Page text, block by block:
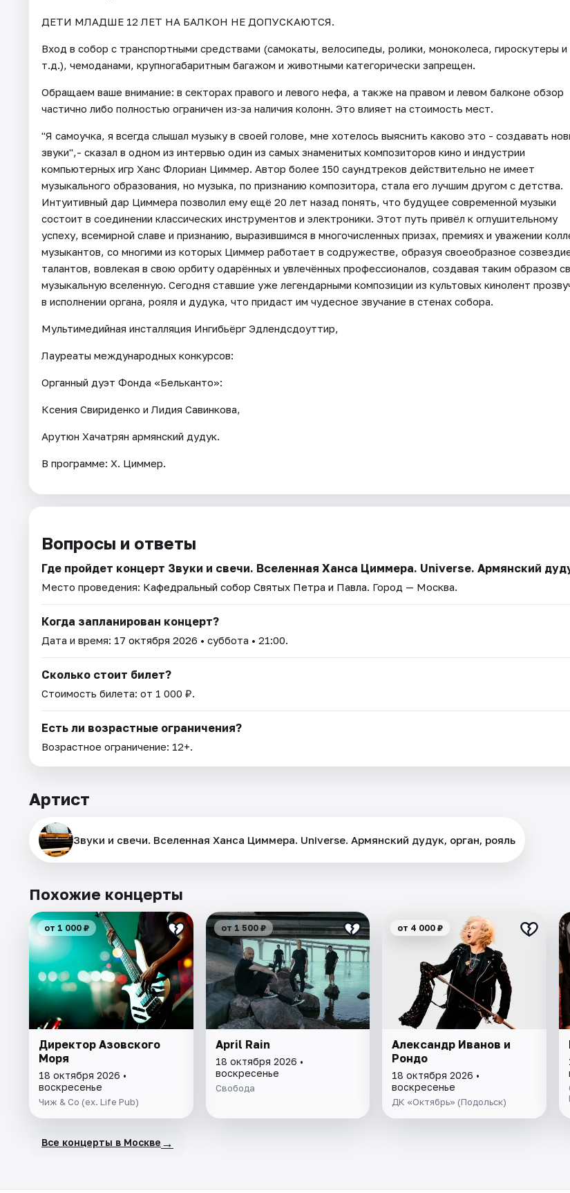
ДЕТИ МЛАДШЕ 12 ЛЕТ НА БАЛКОН НЕ ДОПУСКАЮТСЯ.
Вход в собор с транспортными средствами (самокаты, велосипеды, ролики, моноколеса, гироскутеры и
т.д.), чемоданами, крупногабаритным багажом и животными категорически запрещен.
Обращаем ваше внимание: в секторах правого и левого нефа, а также на правом и левом балконе обзор
частично либо полностью ограничен из‑за наличия колонн. Это влияет на стоимость мест.
"Я самоучка, я всегда слышал музыку в своей голове, мне хотелось выяснить каково это - создавать
звуки",- сказал в одном из интервью один из самых знаменитых композиторов кино и индустрии
компьютерных игр Ханс Флориан Циммер. Автор более 150 саундтреков действительно не имеет
музыкального образования, но музыка, по признанию композитора, стала его лучшим другом с детства.
Интуитивный дар Циммера позволил ему ещё 20 лет назад понять, что будущее современной музыки
состоит в соединении классических инструментов и электроники. Этот путь привёл к оглушительному
успеху, всемирной славе и признанию, выразившимся в многочисленных призах, премиях и уважении
музыкантов, со многими из которых Циммер работает в содружестве, образуя своеобразное
талантов, вовлекая в свою орбиту одарённых и увлечённых профессионалов, создавая таким образом
музыкальную вселенную. Сегодня ставшие уже легендарными композиции из культовых кинолент
в исполнении органа, рояля и дудука, что придаст им чудесное звучание в стенах собора.
Мультимедийная инсталляция Ингибьёрг Эдлендсдоуттир,
Лауреаты международных конкурсов:
Органный дуэт Фонда «Бельканто»:
Ксения Свириденко и Лидия Савинкова,
Арутюн Хачатрян армянский дудук.
В программе: Х. Циммер.
Вопросы и ответы
Где пройдет концерт Звуки и свечи. Вселенная Ханса Циммера. Universe. Армянский
Место проведения: Кафедральный собор Святых Петра и Павла. Город — Москва.
Когда запланирован концерт?
Дата и время: 17 октября 2026 • суббота • 21:00.
Сколько стоит билет?
Стоимость билета: от 1 000 ₽.
Есть ли возрастные ограничения?
Возрастное ограничение: 12+.
Артист
Звуки и свечи. Вселенная Ханса Циммера. Universe. Армянский дудук, орган, рояль
Похожие концерты
от 1 000 ₽
Директор Азовского
Моря
18 октября 2026 •
воскресенье
Чиж & Co (ex. Life Pub)
от 1 500 ₽
April Rain
18 октября 2026 •
воскресенье
Свобода
от 4 000 ₽
Александр Иванов и
Рондо
18 октября 2026 •
воскресенье
ДК «Октябрь» (Подольск)
Все концерты в Москве →